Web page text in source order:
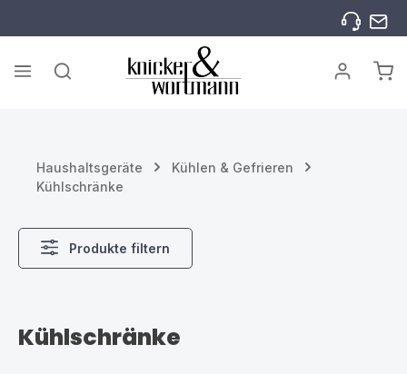
Haushaltsgeräte
Kühlen & Gefrieren
Kühlschränke
Produkte filtern
Kühlschränke